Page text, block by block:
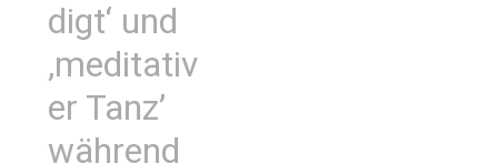
digt‘ und
‚meditativ
er Tanz’
während